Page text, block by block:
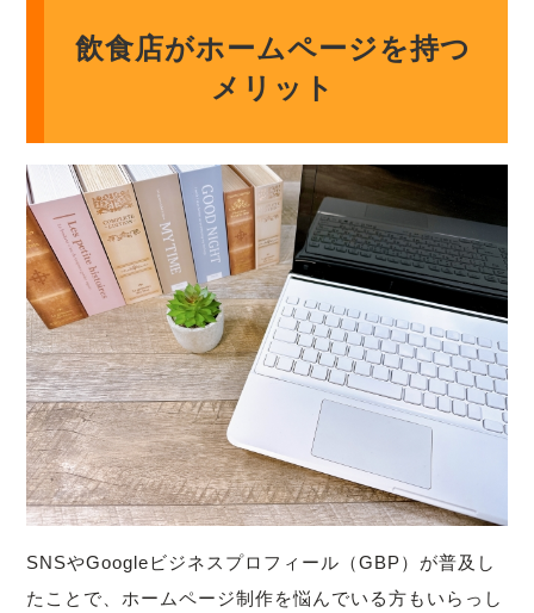
飲食店がホームページを持つ
メリット
SNSやGoogleビジネスプロフィール（GBP）が普及し
たことで、ホームページ制作を悩んでいる方もいらっし